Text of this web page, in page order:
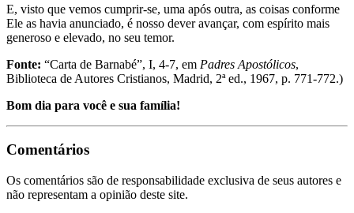
E, visto que vemos cumprir-se, uma após outra, as coisas conforme
Ele as havia anunciado, é nosso dever avançar, com espírito mais
generoso e elevado, no seu temor.
Fonte: “Carta de Barnabé”, I, 4-7, em Padres Apostólicos,
Biblioteca de Autores Cristianos, Madrid, 2ª ed., 1967, p. 771-772.)
Bom dia para você e sua família!
Comentários
Os comentários são de responsabilidade exclusiva de seus autores e
não representam a opinião deste site.